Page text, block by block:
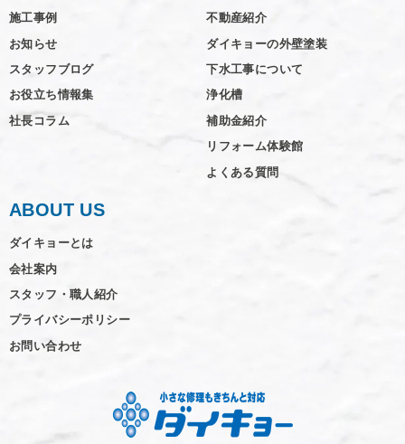
施工事例
お知らせ
スタッフブログ
お役立ち情報集
社長コラム
不動産紹介
ダイキョーの外壁塗装
下水工事について
浄化槽
補助金紹介
リフォーム体験館
よくある質問
ABOUT US
ダイキョーとは
会社案内
スタッフ・職人紹介
プライバシーポリシー
お問い合わせ